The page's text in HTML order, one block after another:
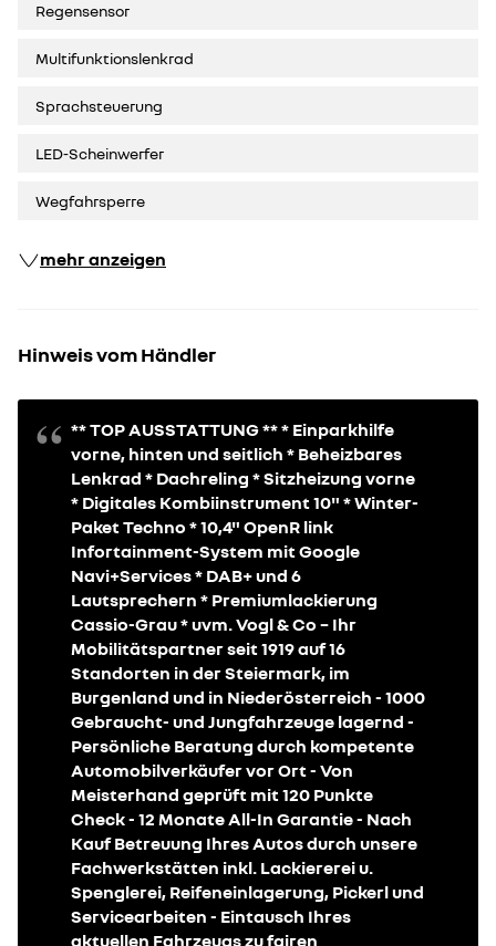
Regensensor
Multifunktionslenkrad
Sprachsteuerung
LED-Scheinwerfer
Wegfahrsperre
mehr anzeigen
Hinweis vom Händler
** TOP AUSSTATTUNG ** * Einparkhilfe
vorne, hinten und seitlich * Beheizbares
Lenkrad * Dachreling * Sitzheizung vorne
* Digitales Kombiinstrument 10" * Winter-
Paket Techno * 10,4" OpenR link
Infortainment-System mit Google
Navi+Services * DAB+ und 6
Lautsprechern * Premiumlackierung
Cassio-Grau * uvm. Vogl & Co – Ihr
Mobilitätspartner seit 1919 auf 16
Standorten in der Steiermark, im
Burgenland und in Niederösterreich - 1000
Gebraucht- und Jungfahrzeuge lagernd -
Persönliche Beratung durch kompetente
Automobilverkäufer vor Ort - Von
Meisterhand geprüft mit 120 Punkte
Check - 12 Monate All-In Garantie - Nach
Kauf Betreuung Ihres Autos durch unsere
Fachwerkstätten inkl. Lackiererei u.
Spenglerei, Reifeneinlagerung, Pickerl und
Servicearbeiten - Eintausch Ihres
aktuellen Fahrzeugs zu fairen